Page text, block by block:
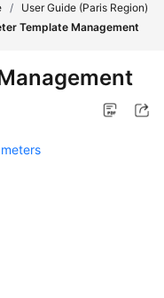
/
User Guide (Paris Region)
Template Management